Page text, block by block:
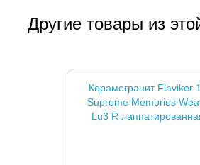
Другие товары из
Керамогранит Flaviker
Supreme Memories
Lu3 R